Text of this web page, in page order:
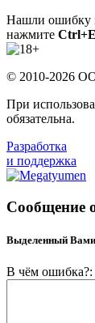
Нашли ошибку
нажмите
© 2010-2026
При
обязательна.
Разработка
и поддержка
Сообщение
Выделенный Вами
В чём ошибка?: